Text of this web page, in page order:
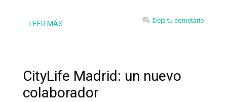
LEER MÁS Deja tu cometario
CityLife Madrid: un nuevo
colaborador